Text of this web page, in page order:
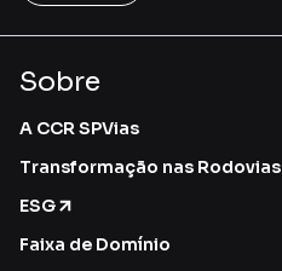
Sobre
A CCR SPVias
Transformação nas Rodovias
ESG
Faixa de Domínio